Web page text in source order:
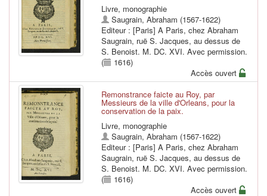
Livre, monographie
Saugrain, Abraham (1567-1622)
Editeur : [Paris] A Paris, chez Abraham
Saugrain, ruë S. Jacques, au dessus de
S. Benoist. M. DC. XVI. Avec permission.
(
1616)
Accès ouvert
Remonstrance faicte au Roy, par
Messieurs de la ville d'Orleans, pour la
conservation de la paix.
Livre, monographie
Saugrain, Abraham (1567-1622)
Editeur : [Paris] A Paris, chez Abraham
Saugrain, ruë S. Jacques, au dessus de
S. Benoist. M. DC. XVI. Avec permission.
(
1616)
Accès ouvert